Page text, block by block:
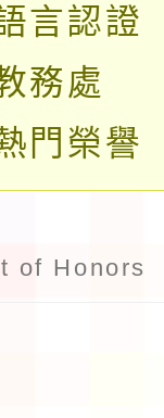
」
第1學
點教
甄選)
學年
度學生
畫」
言認證
務處
門榮譽
of Honors